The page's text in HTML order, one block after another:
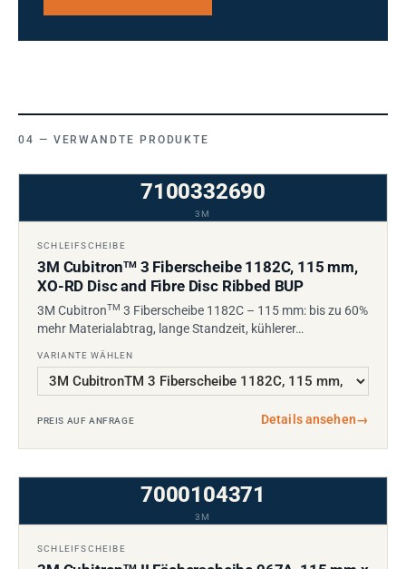
VERWANDTE PRODUKTE
7100332690
3M
SCHLEIFSCHEIBE
3M CubitronTM3 Fiberscheibe 1182C, 115 mm,
XO-RD Disc and Fibre Disc Ribbed BUP
3M CubitronTM 3 Fiberscheibe 1182C – 115 mm: bis zu 60%
mehr Materialabtrag, lange Standzeit, kühlerer…
VARIANTE WÄHLEN
PREIS AUF ANFRAGE Details ansehen→
7000104371
3M
SCHLEIFSCHEIBE